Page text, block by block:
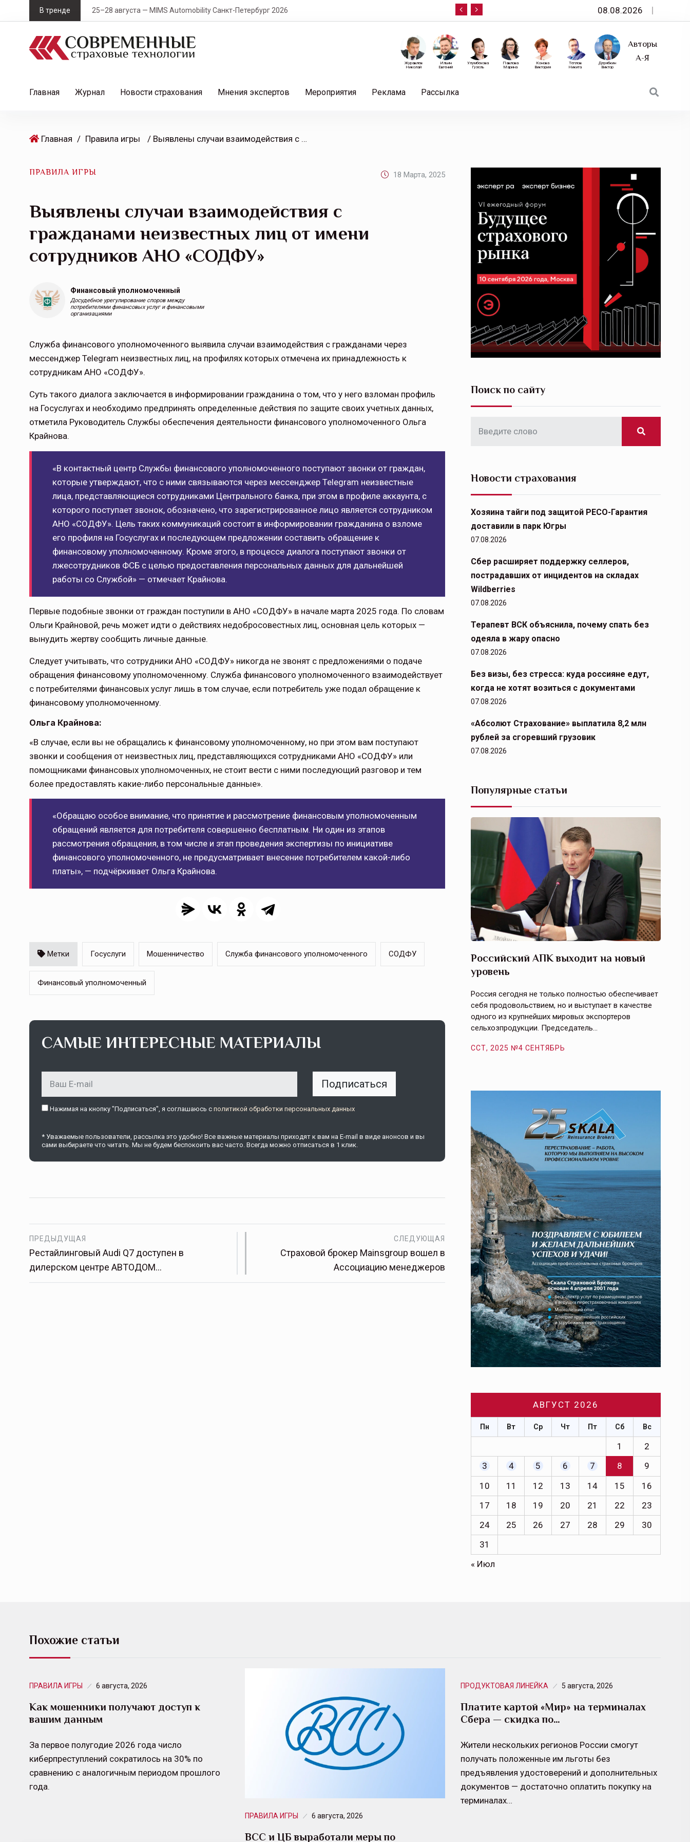
k
В тренде 25–28 августа — MIMS Automobility Санкт-Петербург 2026 10 сентября — «Эксперт РА» приглашает на
08.08.2026
Авторы
А-Я
Дерябкин
Виктор
Теплов
Никита
Конова
Виктория
Павлова
Марина
Улумбекова
Гузель
Ильин
Евгений
Журавлев
Николай
Главная Журнал Новости страхования Мнения экспертов Мероприятия Реклама Рассылка
Главная / Правила игры / Выявлены случаи взаимодействия с гражданами неизвестных лиц от имени сотрудников АНО «СОДФУ»
ПРАВИЛА ИГРЫ 18 Марта, 2025
Выявлены случаи взаимодействия с
гражданами неизвестных лиц от имени
сотрудников АНО «СОДФУ»
Финансовый уполномоченный
Досудебное урегулирование споров между
потребителями финансовых услуг и финансовыми
организациями
Служба финансового уполномоченного выявила случаи взаимодействия с гражданами через
мессенджер Telegram неизвестных лиц, на профилях которых отмечена их принадлежность к
сотрудникам АНО «СОДФУ».
Суть такого диалога заключается в информировании гражданина о том, что у него взломан профиль
на Госуслугах и необходимо предпринять определенные действия по защите своих учетных данных,
отметила Руководитель Службы обеспечения деятельности финансового уполномоченного Ольга
Крайнова.
«В контактный центр Службы финансового уполномоченного поступают звонки от граждан,
которые утверждают, что с ними связываются через мессенджер Telegram неизвестные
лица, представляющиеся сотрудниками Центрального банка, при этом в профиле аккаунта, с
которого поступает звонок, обозначено, что зарегистрированное лицо является сотрудником
АНО «СОДФУ». Цель таких коммуникаций состоит в информировании гражданина о взломе
его профиля на Госуслугах и последующем предложении составить обращение к
финансовому уполномоченному. Кроме этого, в процессе диалога поступают звонки от
лжесотрудников ФСБ с целью предоставления персональных данных для дальнейшей
работы со Службой» — отмечает Крайнова.
Первые подобные звонки от граждан поступили в АНО «СОДФУ» в начале марта 2025 года. По словам
Ольги Крайновой, речь может идти о действиях недобросовестных лиц, основная цель которых —
вынудить жертву сообщить личные данные.
Следует учитывать, что сотрудники АНО «СОДФУ» никогда не звонят с предложениями о подаче
обращения финансовому уполномоченному. Служба финансового уполномоченного взаимодействует
с потребителями финансовых услуг лишь в том случае, если потребитель уже подал обращение к
финансовому уполномоченному.
Ольга Крайнова:
«В случае, если вы не обращались к финансовому уполномоченному, но при этом вам поступают
звонки и сообщения от неизвестных лиц, представляющихся сотрудниками АНО «СОДФУ» или
помощниками финансовых уполномоченных, не стоит вести с ними последующий разговор и тем
более предоставлять какие-либо персональные данные».
«Обращаю особое внимание, что принятие и рассмотрение финансовым уполномоченным
обращений является для потребителя совершенно бесплатным. Ни один из этапов
рассмотрения обращения, в том числе и этап проведения экспертизы по инициативе
финансового уполномоченного, не предусматривает внесение потребителем какой-либо
платы», — подчёркивает Ольга Крайнова.
Метки Госуслуги Мошенничество Служба финансового уполномоченного СОДФУ
Финансовый уполномоченный
САМЫЕ ИНТЕРЕСНЫЕ МАТЕРИАЛЫ
Подписаться
Нажимая на кнопку "Подписаться", я соглашаюсь c политикой обработки персональных данных
* Уважаемые пользователи, рассылка это удобно! Все важные материалы приходят к вам на E-mail в виде анонсов и вы
сами выбираете что читать. Мы не будем беспокоить вас часто. Всегда можно отписаться в 1 клик.
ПРЕДЫДУЩАЯ
Рестайлинговый Audi Q7 доступен в
дилерском центре АВТОДОМ…
СЛЕДУЮЩАЯ
Страховой брокер Mainsgroup вошел в
Ассоциацию менеджеров
Поиск по сайту
Новости страхования
Хозяина тайги под защитой РЕСО-Гарантия
доставили в парк Югры
07.08.2026
Сбер расширяет поддержку селлеров,
пострадавших от инцидентов на складах
Wildberries
07.08.2026
Терапевт ВСК объяснила, почему спать без
одеяла в жару опасно
07.08.2026
Без визы, без стресса: куда россияне едут,
когда не хотят возиться с документами
07.08.2026
«Абсолют Страхование» выплатила 8,2 млн
рублей за сгоревший грузовик
07.08.2026
Популярные статьи
Тамбов — под страховой защитой
Тамбовская область — не только
ССТ, 2025 №4 СЕНТЯБРЬ
ОСАГО требует переосмысления
Российский АПК выходит на новый
уровень
Россия сегодня не только полностью обеспечивает
себя продовольствием, но и выступает в качестве
одного из крупнейших мировых экспортеров
сельхозпродукции. Председатель…
ССТ, 2025 №4 СЕНТЯБРЬ
АВГУСТ 2026
Пн Вт Ср Чт Пт Сб Вс
1
2
3
4 5 6 7 8
9
10
11 12 13 14 15
16
17
18 19 20 21 22
23
24
25 26 27 28 29
30
31
« Июл
Похожие статьи
ПРАВИЛА ИГРЫ 6 августа, 2026
Как мошенники получают доступ к
вашим данным
За первое полугодие 2026 года число
киберпреступлений сократилось на 30% по
сравнению с аналогичным периодом прошлого
года.
ПРАВИЛА ИГРЫ 6 августа, 2026
ВСС и ЦБ выработали меры по
ПРОДУКТОВАЯ ЛИНЕЙКА 5 августа, 2026
Платите картой «Мир» на терминалах
Сбера — скидка по…
Жители нескольких регионов России смогут
получать положенные им льготы без
предъявления удостоверений и дополнительных
документов — достаточно оплатить покупку на
терминалах…